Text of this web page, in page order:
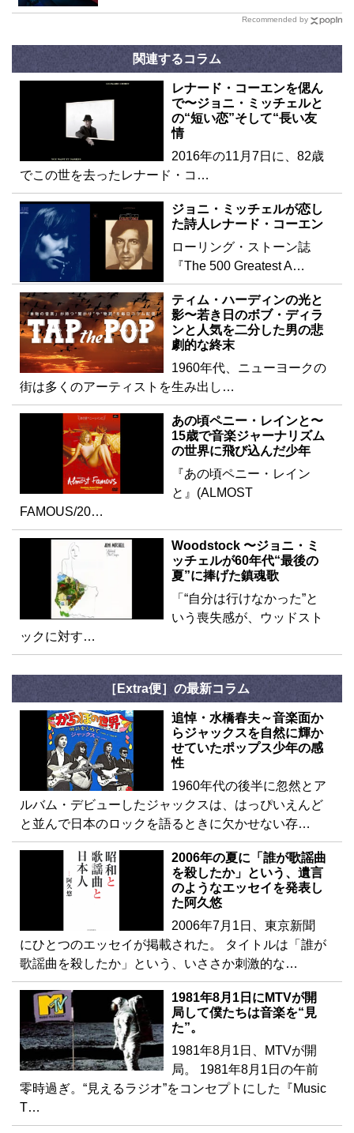
Recommended by
関連するコラム
レナード・コーエンを偲ん
で〜ジョニ・ミッチェルと
の“短い恋”そして“長い友
情
2016年の11月7日に、82歳
でこの世を去ったレナード・コ…
ジョニ・ミッチェルが恋し
た詩人レナード・コーエン
ローリング・ストーン誌
『The 500 Greatest A…
ティム・ハーディンの光と
影〜若き日のボブ・ディラ
ンと人気を二分した男の悲
劇的な終末
1960年代、ニューヨークの
街は多くのアーティストを生み出し…
あの頃ペニー・レインと〜
15歳で音楽ジャーナリズム
の世界に飛び込んだ少年
『あの頃ペニー・レイン
と』(ALMOST
FAMOUS/20…
Woodstock 〜ジョニ・ミ
ッチェルが60年代“最後の
夏”に捧げた鎮魂歌
「“自分は行けなかった”と
いう喪失感が、ウッドスト
ックに対す…
［Extra便］の最新コラム
追悼・水橋春夫～音楽面か
らジャックスを自然に輝か
せていたポップス少年の感
性
1960年代の後半に忽然とア
ルバム・デビューしたジャックスは、はっぴいえんど
と並んで日本のロックを語るときに欠かせない存…
2006年の夏に「誰が歌謡曲
を殺したか」という、遺言
のようなエッセイを発表し
た阿久悠
2006年7月1日、東京新聞
にひとつのエッセイが掲載された。 タイトルは「誰が
歌謡曲を殺したか」という、いささか刺激的な…
1981年8月1日にMTVが開
局して僕たちは音楽を“見
た”。
1981年8月1日、MTVが開
局。 1981年8月1日の午前
零時過ぎ。“見えるラジオ”をコンセプトにした『Music
T…